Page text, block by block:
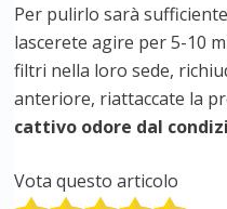
Per pulirlo sarà
lascerete agire per 5-10
filtri nella loro sede,
anteriore, riattaccate la
cattivo odore dal
Vota questo articolo